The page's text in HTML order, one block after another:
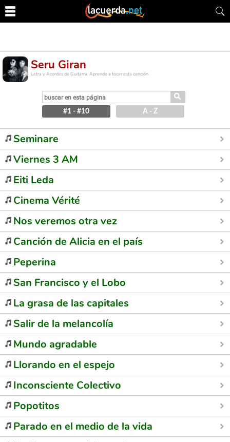
Seru Giran
Letra y Acordes de Guitarra. Aprende a tocar esta canción
⚲
#1 - #10 A - Z
Seminare
Viernes 3 AM
Eiti Leda
Cinema Vérité
Nos veremos otra vez
Canción de Alicia en el país
Peperina
San Francisco y el Lobo
La grasa de las capitales
Salir de la melancolía
Mundo agradable
Llorando en el espejo
Inconsciente Colectivo
Popotitos
Parado en el medio de la vida